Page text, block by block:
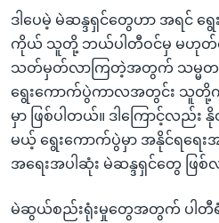
ဒါပေမဲ့ မဲဆန္ဒရှင်တွေဟာ အရင်
ကိုယ် သူတို့ ဘယ်ပါတီဝင်မှ မဟုတ်
သတ်မှတ်လာကြတဲ့အတွက် သမ္မတ
ရွေးကောက်ပွဲကာလအတွင်း သူတို့
မှာ ဖြစ်ပါတယ်။ ဒါကြောင့်လည်း
မယ့် ရွေးကောက်ပွဲမှာ အနိုင်ရရ
အရေးအပါဆုံး မဲဆန္ဒရှင်တွေ ဖြစ်
မဲဆွယ်စည်းရုံးမှုတွေအတွက် ပါတီရံပုံ